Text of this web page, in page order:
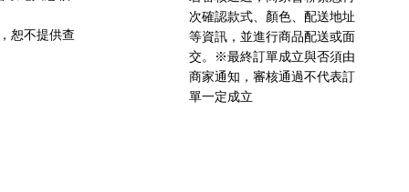
恕不提供查
次確認款式、顏色、配送地址
等資訊，並進行商品配送或面
交。※最終訂單成立與否須由
商家通知，審核通過不代表訂
單一定成立